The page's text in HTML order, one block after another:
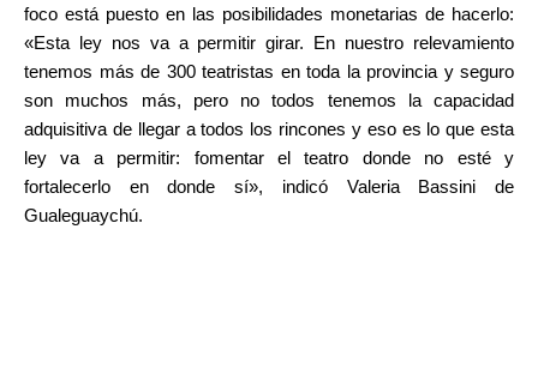
foco está puesto en las posibilidades monetarias de hacerlo:
«Esta ley nos va a permitir girar. En nuestro relevamiento
tenemos más de 300 teatristas en toda la provincia y seguro
son muchos más, pero no todos tenemos la capacidad
adquisitiva de llegar a todos los rincones y eso es lo que esta
ley va a permitir: fomentar el teatro donde no esté y
fortalecerlo en donde sí», indicó Valeria Bassini de
Gualeguaychú.